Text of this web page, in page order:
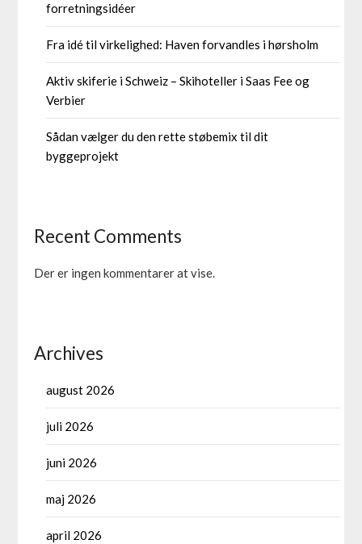
forretningsidéer
Fra idé til virkelighed: Haven forvandles i hørsholm
Aktiv skiferie i Schweiz – Skihoteller i Saas Fee og
Verbier
Sådan vælger du den rette støbemix til dit
byggeprojekt
Recent Comments
Der er ingen kommentarer at vise.
Archives
august 2026
juli 2026
juni 2026
maj 2026
april 2026